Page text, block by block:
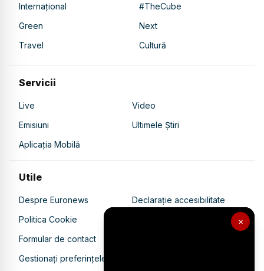
×
Internațional
#TheCube
Green
Next
Travel
Cultură
Servicii
Live
Video
Emisiuni
Ultimele Știri
Aplicația Mobilă
Utile
Despre Euronews
Declarație accesibilitate
Politica Cookie
Politica de confidențialitate
Formular de contact
Gestionați preferințele